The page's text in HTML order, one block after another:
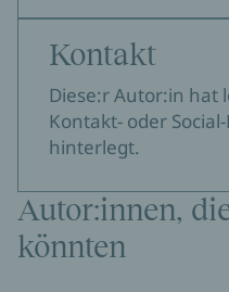
Kontakt
Diese:r Autor:in hat
Kontakt- oder
hinterlegt.
Autor:innen,
könnten